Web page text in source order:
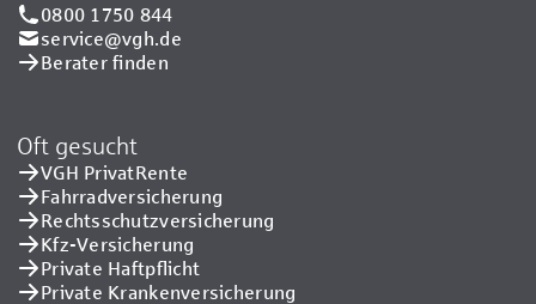
0800 1750 844
service@vgh.de
Berater finden
Oft gesucht
VGH PrivatRente
Fahrradversicherung
Rechtsschutzversicherung
Kfz-Versicherung
Private Haftpflicht
Private Kranken­versicherung